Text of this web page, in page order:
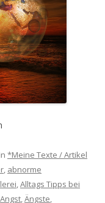
in *Meine Texte / Artikel
, abnorme
,Alltags Tipps bei
Angst,Ängste,